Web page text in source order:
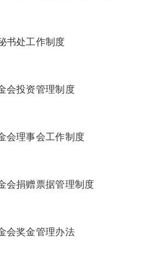
书处工作制度
会投资管理制度
会理事会工作制度
会捐赠票据管理制度
会奖金管理办法